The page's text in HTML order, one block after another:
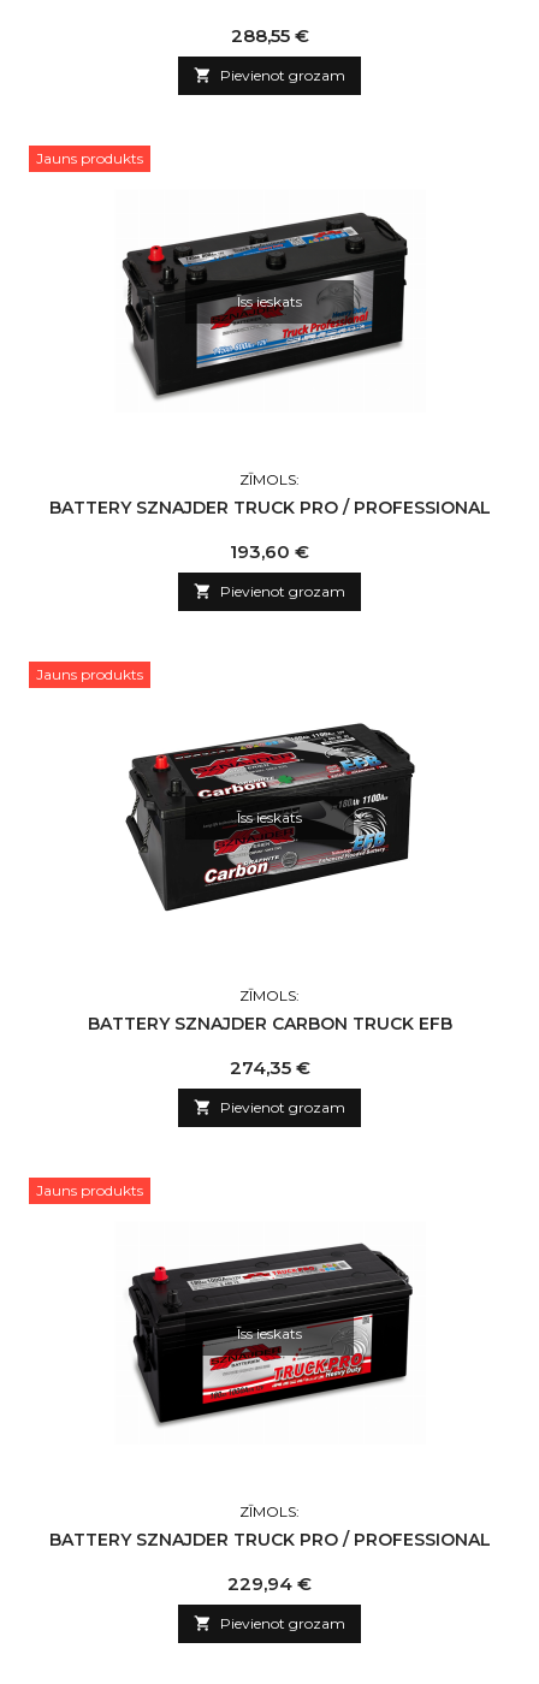
Cena
288,55 €
 Pievienot grozam
Jauns produkts
Īss ieskats
ZĪMOLS:
BATTERY SZNAJDER TRUCK PRO / PROFESSIONAL
Cena
193,60 €
 Pievienot grozam
Jauns produkts
Īss ieskats
ZĪMOLS:
BATTERY SZNAJDER CARBON TRUCK EFB
Cena
274,35 €
 Pievienot grozam
Jauns produkts
Īss ieskats
ZĪMOLS:
BATTERY SZNAJDER TRUCK PRO / PROFESSIONAL
Cena
229,94 €
 Pievienot grozam